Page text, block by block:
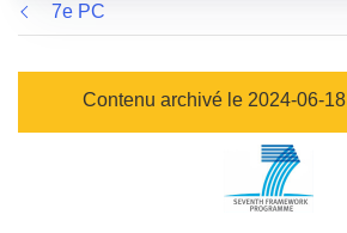
fenêtre)
7e PC
Contenu archivé le 2024-06-18